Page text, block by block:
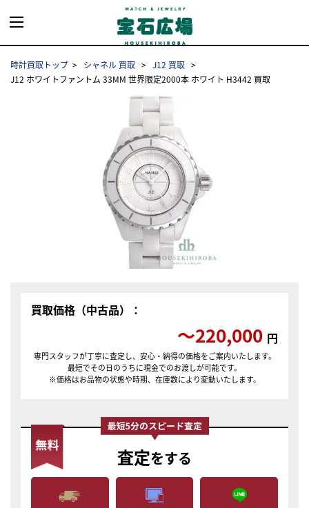
時計買取トップ シャネル 買取
J12 買取
J12 ホワイトファントム 33MM 世界限定2000本 ホワイト H3442 買取
買取価格（中古品）：
〜220,000 円
専門スタッフが丁寧に査定し、安心・納得の価格をご案内いたします。
最短でその日のうちに現金でのお渡しが可能です。
※価格はお品物の状態や時期、在庫数により変動いたします。
査定をする